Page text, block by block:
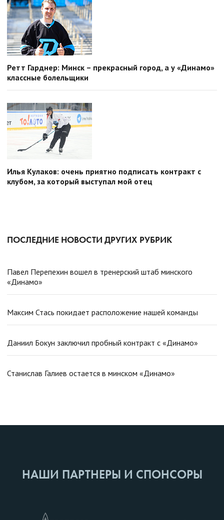
Ретт Гарднер: Минск – прекрасный город, а у «Динамо»
классные болельщики
Илья Кулаков: очень приятно подписать контракт с
клубом, за который выступал мой отец
ПОСЛЕДНИЕ НОВОСТИ ДРУГИХ РУБРИК
Павел Перепехин вошел в тренерский штаб минского
«Динамо»
Максим Стась покидает расположение нашей команды
Даниил Бокун заключил пробный контракт с «Динамо»
Станислав Галиев остается в минском «Динамо»
НАШИ ПАРТНЕРЫ И СПОНСОРЫ